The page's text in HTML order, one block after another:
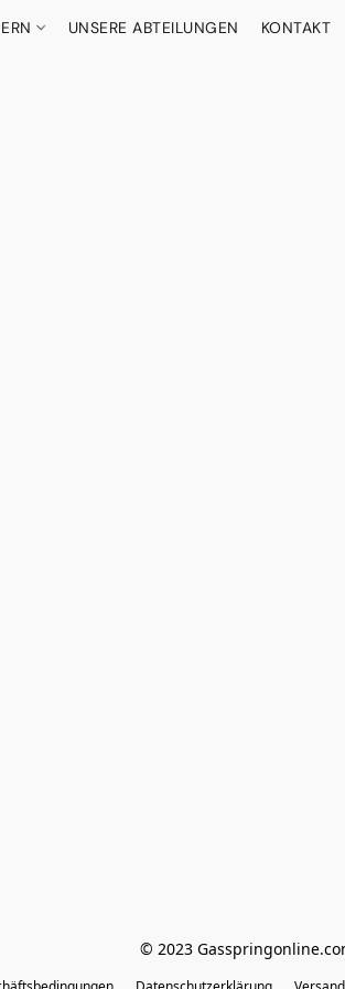
UNSERE ABTEILUNGEN KONTAKT
© 2023